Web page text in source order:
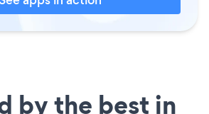
by the best in